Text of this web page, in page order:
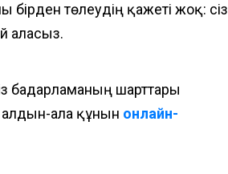
бірден төлеудің қажеті жоқ: сіз
аласыз.
бағдарламаның шарттары
алдын-ала құнын онлайн-